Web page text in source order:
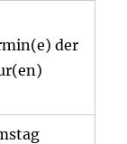
der